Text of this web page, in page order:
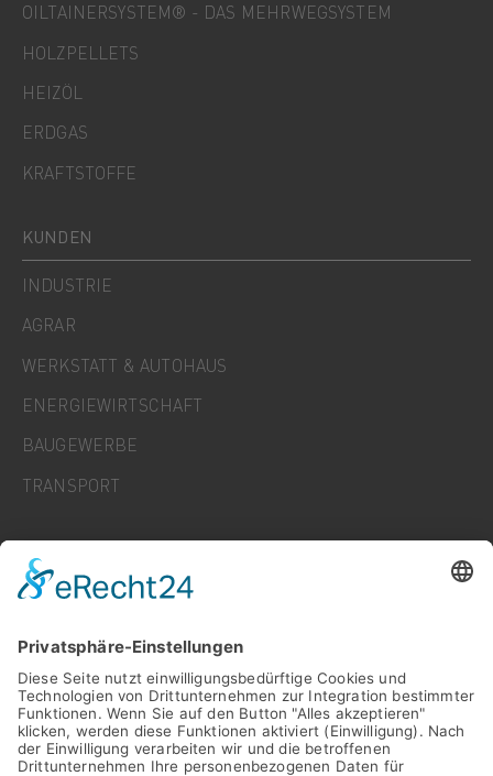
OILTAINERSYSTEM® - DAS MEHRWEGSYSTEM
HOLZPELLETS
HEIZÖL
ERDGAS
KRAFTSTOFFE
KUNDEN
INDUSTRIE
AGRAR
WERKSTATT & AUTOHAUS
ENERGIEWIRTSCHAFT
BAUGEWERBE
TRANSPORT
KARRIERE
NEWS
FAQ
KONTAKT